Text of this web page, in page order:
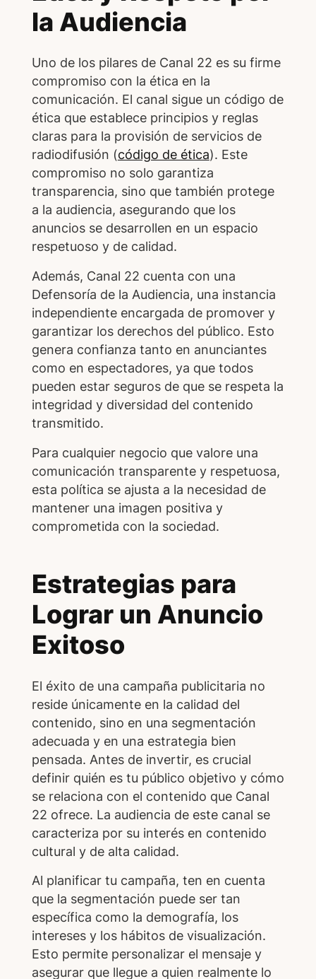
la Audiencia
Uno de los pilares de Canal 22 es su firme
compromiso con la ética en la
comunicación. El canal sigue un código de
ética que establece principios y reglas
claras para la provisión de servicios de
radiodifusión (código de ética). Este
compromiso no solo garantiza
transparencia, sino que también protege
a la audiencia, asegurando que los
anuncios se desarrollen en un espacio
respetuoso y de calidad.
Además, Canal 22 cuenta con una
Defensoría de la Audiencia, una instancia
independiente encargada de promover y
garantizar los derechos del público. Esto
genera confianza tanto en anunciantes
como en espectadores, ya que todos
pueden estar seguros de que se respeta la
integridad y diversidad del contenido
transmitido.
Para cualquier negocio que valore una
comunicación transparente y respetuosa,
esta política se ajusta a la necesidad de
mantener una imagen positiva y
comprometida con la sociedad.
Estrategias para
Lograr un Anuncio
Exitoso
El éxito de una campaña publicitaria no
reside únicamente en la calidad del
contenido, sino en una segmentación
adecuada y en una estrategia bien
pensada. Antes de invertir, es crucial
definir quién es tu público objetivo y cómo
se relaciona con el contenido que Canal
22 ofrece. La audiencia de este canal se
caracteriza por su interés en contenido
cultural y de alta calidad.
Al planificar tu campaña, ten en cuenta
que la segmentación puede ser tan
específica como la demografía, los
intereses y los hábitos de visualización.
Esto permite personalizar el mensaje y
asegurar que llegue a quien realmente lo